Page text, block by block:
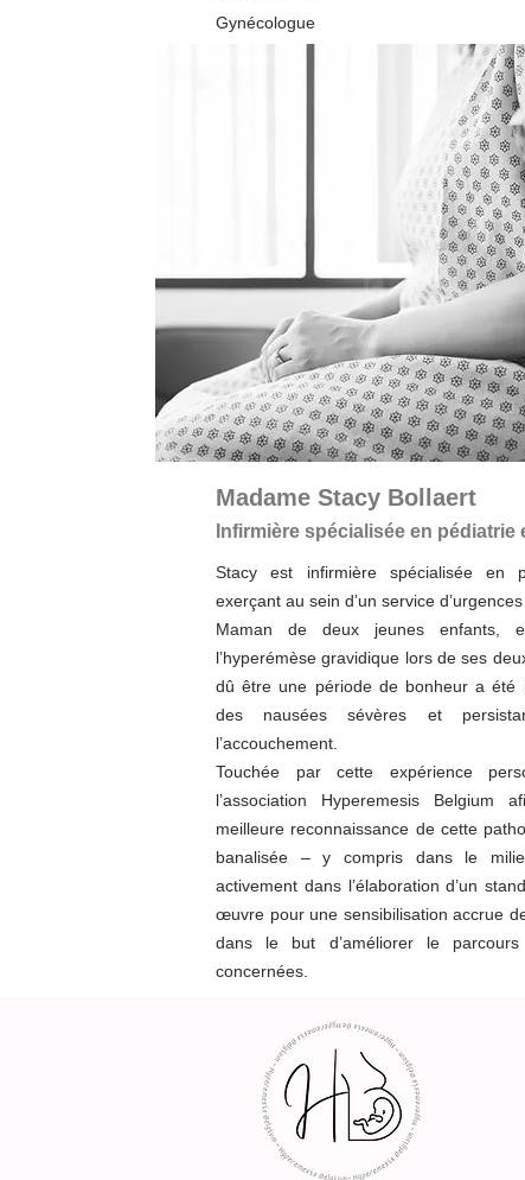
Gynécologue
Madame Stacy Bollaert
Infirmière spécialisée en pédiatrie
Stacy est infirmière spécialisée en
exerçant au sein d’un service
Maman de deux jeunes enfants,
l’hyperémèse gravidique lors de ses
dû être une période de bonheur a été
des nausées sévères et
l’accouchement.
Touchée par cette expérience
l’association Hyperemesis
meilleure reconnaissance de cette
banalisée – y compris dans le
activement dans l’élaboration d’un
œuvre pour une sensibilisation accrue
dans le but d’améliorer le
concernées.